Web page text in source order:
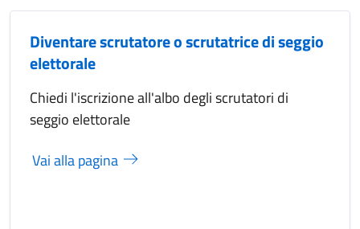
Diventare scrutatore o scrutatrice di seggio
elettorale
Chiedi l'iscrizione all'albo degli scrutatori di
seggio elettorale
Vai alla pagina